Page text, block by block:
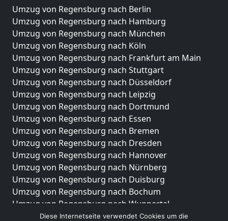
Umzug von Regensburg nach Berlin
Umzug von Regensburg nach Hamburg
Umzug von Regensburg nach München
Umzug von Regensburg nach Köln
Umzug von Regensburg nach Frankfurt am Main
Umzug von Regensburg nach Stuttgart
Umzug von Regensburg nach Düsseldorf
Umzug von Regensburg nach Leipzig
Umzug von Regensburg nach Dortmund
Umzug von Regensburg nach Essen
Umzug von Regensburg nach Bremen
Umzug von Regensburg nach Dresden
Umzug von Regensburg nach Hannover
Umzug von Regensburg nach Nürnberg
Umzug von Regensburg nach Duisburg
Umzug von Regensburg nach Bochum
Umzug von Regensburg nach Wuppertal
Umzug von Regensburg nach Bielefeld
Diese Internetseite verwendet Cookies um die